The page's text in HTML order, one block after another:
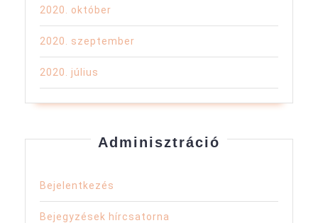
2020. október
2020. szeptember
2020. július
Adminisztráció
Bejelentkezés
Bejegyzések hírcsatorna